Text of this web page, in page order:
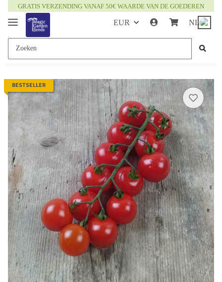
GRATIS VERZENDING VANAF 50€ WAARDE VAN DE GOEDEREN
EUR NL
BESTSELLER